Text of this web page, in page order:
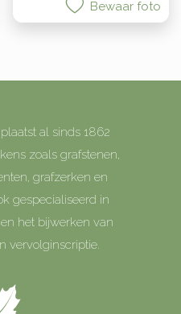
Bewaar foto
al sinds 1862
zoals grafstenen,
grafzerken en
gespecialiseerd in
het bijwerken van
vervolginscriptie.